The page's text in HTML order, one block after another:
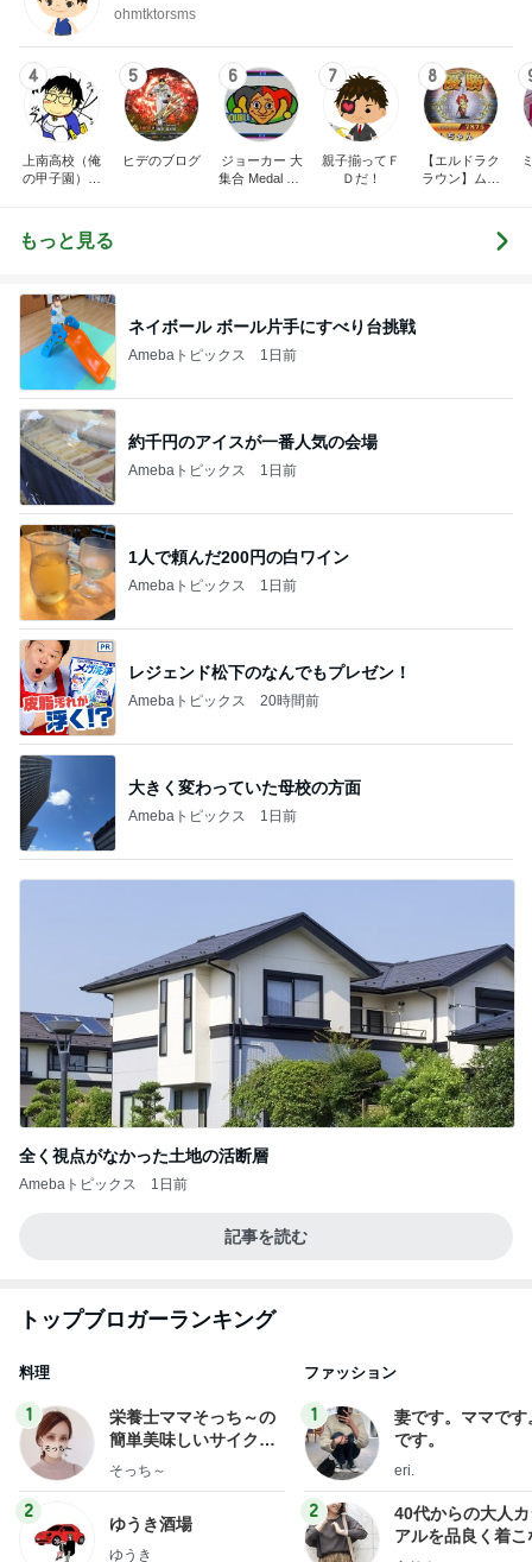
ohmtktorsms
4
上南高校（俺
の甲子園）の
5
ヒデのブログ
6
ジョーカー 大
集合 Medal Ga
7
親子揃ってＦ
Ｄだ！
8
【エルドラク
ラウン】ムム
もっと見る
ネイボール ボール片手にすべり台挑戦
Amebaトピックス 1日前
約千円のアイスが一番人気の会場
Amebaトピックス 1日前
1人で頼んだ200円の白ワイン
Amebaトピックス 1日前
レジェンド松下のなんでもプレゼン！
Amebaトピックス 20時間前
大きく変わっていた母校の方面
Amebaトピックス 1日前
全く視点がなかった土地の活断層
Amebaトピックス 1日前
記事を読む
トップブロガーランキング
料理
1
栄養士ママそっち～の
簡単美味しいサイクル
献立
そっち～
2
ゆうき酒場
ゆうき
ファッション
1
妻です。ママです
です。
eri.
2
40代からの大人
アルを品良く着こ